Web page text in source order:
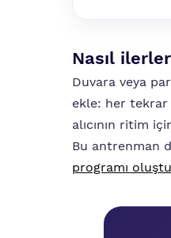
Nasıl
Duvara veya
ekle: her tekrar
alıcının ritim
Bu antrenman
programı